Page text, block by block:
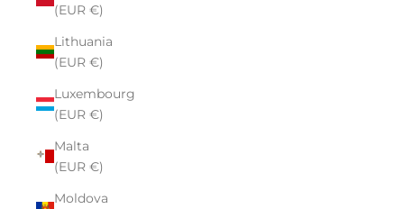
(EUR €)
Lithuania
(EUR €)
Luxembourg
(EUR €)
Malta
(EUR €)
Moldova